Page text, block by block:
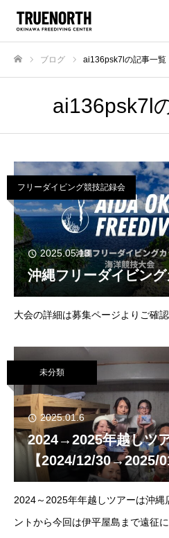
ブログ ai136psk7lの記事一覧
ai136psk7l
フリーダイビング競技記録会
2025.05.13
沖縄フリーダイビン
大会の詳細は募集ページよりご確認
未分類
2025.01.6
2024→2025年越しツ
【2024/12/30→2025/
2024～2025年年越しツアーは沖縄
ントから今回は伊平屋島まで遠征に